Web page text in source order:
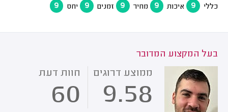
כללי 9 איכות 9 מחיר 9 זמנים 9 יחס 9
בעל המקצוע המדובר
ממוצע דרוגים
9.58
חוות דעת
60